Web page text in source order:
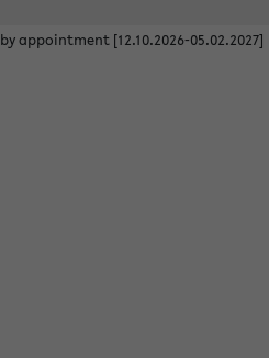
by appointment [12.10.2026-05.02.2027]